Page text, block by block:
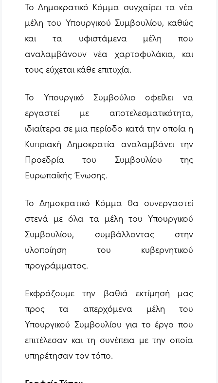
Το Δημοκρατικό Κόμμα συγχαίρει τα νέα
μέλη του Υπουργικού Συμβουλίου, καθώς
και τα υφιστάμενα μέλη που
αναλαμβάνουν νέα χαρτοφυλάκια, και
τους εύχεται κάθε επιτυχία.
Το Υπουργικό Συμβούλιο οφείλει να
εργαστεί με αποτελεσματικότητα,
ιδιαίτερα σε μια περίοδο κατά την οποία η
Κυπριακή Δημοκρατία αναλαμβάνει την
Προεδρία του Συμβουλίου της
Ευρωπαϊκής Ένωσης.
Το Δημοκρατικό Κόμμα θα συνεργαστεί
στενά με όλα τα μέλη του Υπουργικού
Συμβουλίου, συμβάλλοντας στην
υλοποίηση του κυβερνητικού
προγράμματος.
Εκφράζουμε την βαθιά εκτίμησή μας
προς τα απερχόμενα μέλη του
Υπουργικού Συμβουλίου για το έργο που
επιτέλεσαν και τη συνέπεια με την οποία
υπηρέτησαν τον τόπο.